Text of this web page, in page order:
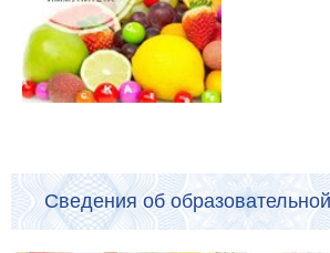
Сведения об